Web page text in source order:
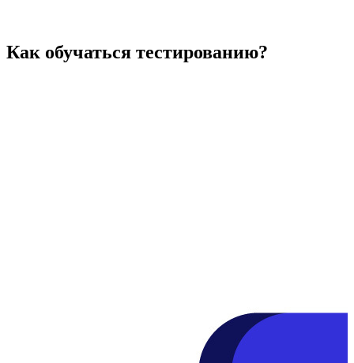
Как обучаться тестированию?